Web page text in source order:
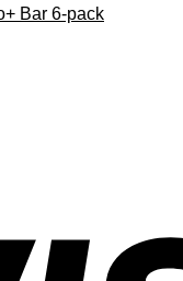
Bar 6-pack